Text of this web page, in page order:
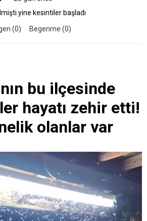
yine kesintiler başladı
(0) Begenme (0)
bu ilçesinde
hayatı zehir etti!
olanlar var